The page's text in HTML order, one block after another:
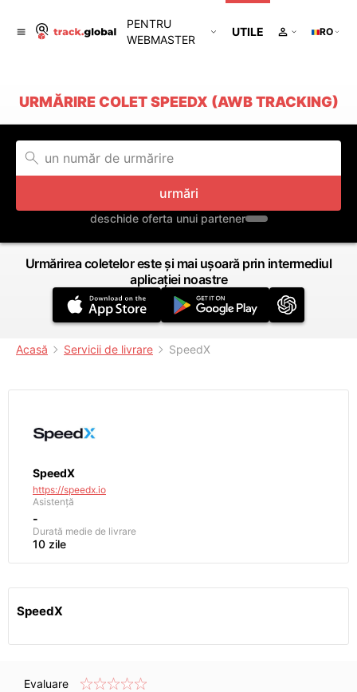
PENTRU
WEBMASTER
UTILE RO
URMĂRIRE COLET SPEEDX (AWB TRACKING)
urmări
deschide oferta unui partener
Urmărirea coletelor este și mai ușoară prin intermediul
aplicației noastre
Acasă Servicii de livrare SpeedX
SpeedX
https://speedx.io
Asistență
-
Durată medie de livrare
10 zile
SpeedX
Evaluare